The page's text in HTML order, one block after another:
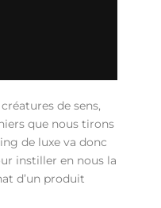
de sens,
que nous tirons
de luxe va donc
instiller en nous la
d’un produit